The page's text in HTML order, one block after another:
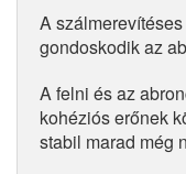
A
gondoskodik az
A felni és az
kohéziós erőnek
stabil marad még